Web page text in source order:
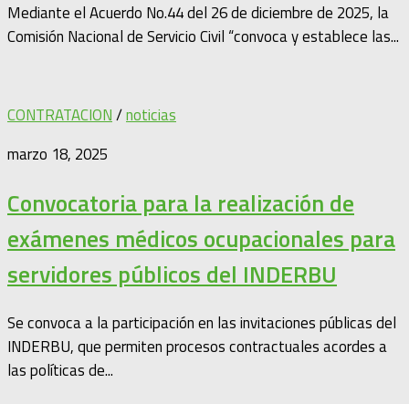
Mediante el Acuerdo No.44 del 26 de diciembre de 2025, la
Comisión Nacional de Servicio Civil “convoca y establece las...
CONTRATACION/noticias
marzo 18, 2025
Convocatoria para la realización de
exámenes médicos ocupacionales para
servidores públicos del INDERBU
Se convoca a la participación en las invitaciones públicas del
INDERBU, que permiten procesos contractuales acordes a
las políticas de...